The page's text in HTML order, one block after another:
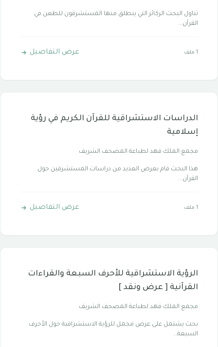
تناول البحث الركائز التي ينطلق منها المستشرقون للطعن في
القرآن...
1 ملف عرض التفاصيل
الدراسات الاستشراقية للقرآن الكريم في رؤية
إسلامية
مجمع الملك فهد لطباعة المصحف الشريف
هذا البحث قام بعرض العديد من دراسات المستشرقين حول
القرآن...
1 ملف عرض التفاصيل
الرؤية الاستشراقية للأحرف السبعة والقراءات
القرآنية [ عرض ونقد ]
مجمع الملك فهد لطباعة المصحف الشريف
بحث يشتمل على عرض مجمل للرؤية الاستشراقية حول الأحرف
السبعة...